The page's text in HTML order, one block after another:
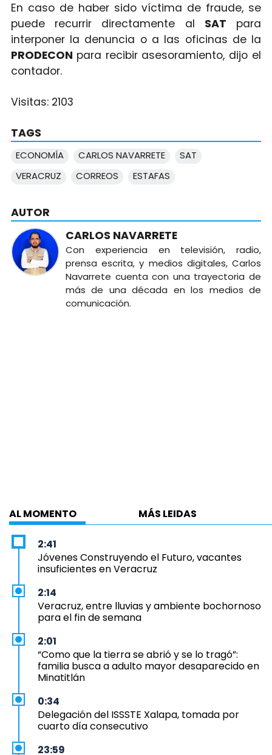
En caso de haber sido víctima de fraude, se
puede recurrir directamente al SAT para
interponer la denuncia o a las oficinas de la
PRODECON para recibir asesoramiento, dijo el
contador.
Visitas: 2103
TAGS
ECONOMÍA CARLOS NAVARRETE
SAT
VERACRUZ
CORREOS ESTAFAS
AUTOR
CARLOS NAVARRETE
Con experiencia en televisión, radio,
prensa escrita, y medios digitales, Carlos
Navarrete cuenta con una trayectoria de
más de una década en los medios de
comunicación.
AL MOMENTO MÁS LEIDAS
2:41
Jóvenes Construyendo el Futuro, vacantes
insuficientes en Veracruz
2:14
Veracruz, entre lluvias y ambiente bochornoso
para el fin de semana
2:01
“Como que la tierra se abrió y se lo tragó”:
familia busca a adulto mayor desaparecido en
Minatitlán
0:34
Delegación del ISSSTE Xalapa, tomada por
cuarto día consecutivo
23:59